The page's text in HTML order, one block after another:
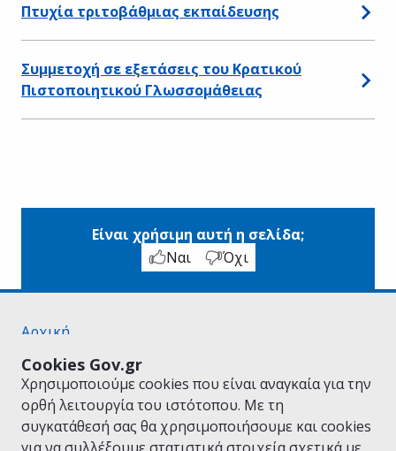
Cookies Gov.gr
Χρησιμοποιούμε cookies που είναι αναγκαία για την
ορθή λειτουργία του ιστότοπου. Με τη
συγκατάθεσή σας θα χρησιμοποιήσουμε και cookies
Πτυχία τριτοβάθμιας εκπαίδευσης
Συμμετοχή σε εξετάσεις του Κρατικού
Πιστοποιητικού Γλωσσομάθειας
Είναι χρήσιμη αυτή η σελίδα;
Ναι
Όχι
Αρχική
Όροι Χρήσης
Πολιτική Απορρήτου
Δήλωση προσβασιμότητας
Πολιτική cookies